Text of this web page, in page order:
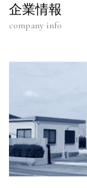
企業情報
company info